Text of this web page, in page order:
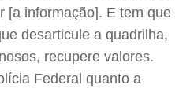
[a informação]. E tem que
desarticule a quadrilha,
recupere valores.
Federal quanto a